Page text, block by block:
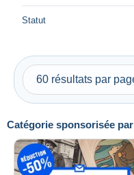
Catégorie sponsorisée par
Statut